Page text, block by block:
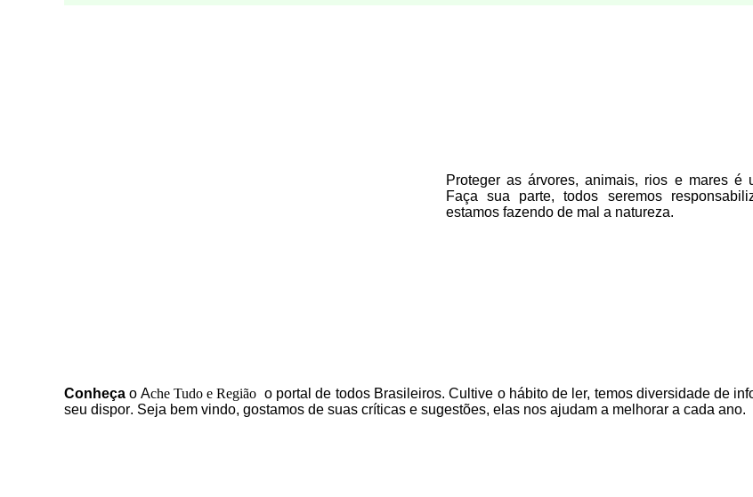
Proteger as árvores, animais, rios e mares é
Faça sua parte, todos seremos
estamos fazendo de mal a natureza.
Conheça o Ache Tudo e Região o portalde todos Brasileiros. Cultive o hábito de ler, temos diversidade de
seu dispor. Seja bem vindo, gostamos de suas críticas e sugestões, elas nos ajudam a melhorar a cada ano.